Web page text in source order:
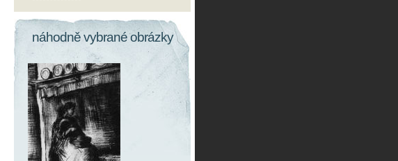
náhodně vybrané obrázky